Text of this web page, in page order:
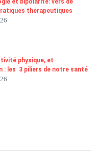
thérapeutiques
physique, et
: les 3 piliers de notre santé